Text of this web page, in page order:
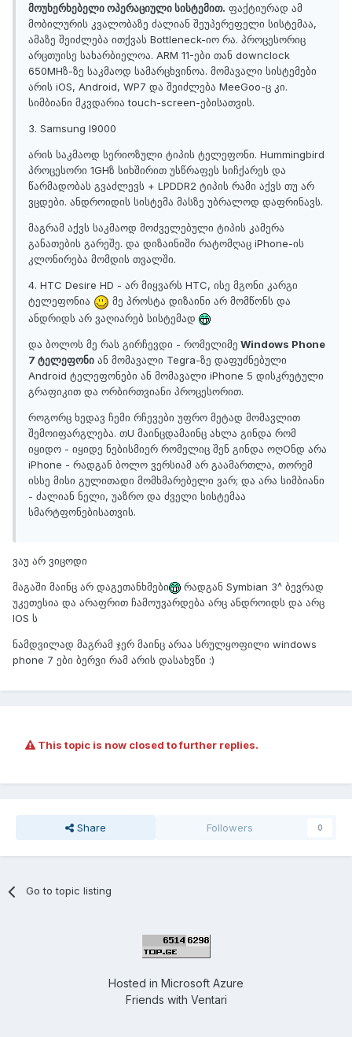
მოუხერხებელი ოპერაციული სისტემით. ფაქტიურად ამ
მობილურის კვალობაზე ძალიან შეუპერეფელი სისტემაა,
ამაზე შეიძლება ითქვას Bottleneck-იო რა. პროცესორიც
არცთუისე სახარბიელოა. ARM 11-ები თან downclock
650MHზ-ზე საკმაოდ სამარცხვინოა. მომავალი სისტემები
არის iOS, Android, WP7 და შეიძლება MeeGoo-ც კი.
სიმბიანი მკვდარია touch-screen-ებისათვის.
3. Samsung I9000
არის საკმაოდ სერიოზული ტიპის ტელეფონი. Hummingbird
პროცესორი 1GHზ სიხშირით უსწრაფეს სიჩქარეს და
წარმადობას გვაძლევს + LPDDR2 ტიპის რამი აქვს თუ არ
ვცდები. ანდროიდის სისტემა მასზე უბრალოდ დაფრინავს.
მაგრამ აქვს საკმაოდ მოძველებული ტიპის კამერა
განათების გარეშე. და დიზაინიში რატომღაც iPhone-ის
კლონირება მომდის თვალში.
4. HTC Desire HD - არ მიყვარს HTC, ისე მგონი კარგი
ტელეფონია
მე პროსტა დიზაინი არ მომწონს და
ანდრიდს არ ვაღიარებ სისტემად
და ბოლოს მე რას გირჩევდი - რომელიმე Windows Phone
7 ტელეფონი ან მომავალი Tegra-ზე დაფუძნებული
Android ტელეფონები ან მომავალი iPhone 5 დისკრეტული
გრაფიკით და ორბირთვიანი პროცესორით.
როგორც ხედავ ჩემი რჩევები უფრო მეტად მომავლით
შემოიფარგლება. თU მაინცდამაინც ახლა გინდა რომ
იყიდო - იყიდე ნებისმიერ რომელიც შენ გინდა ოღOნდ არა
iPhone - რადგან ბოლო ვერსიამ არ გაამართლა, თორემ
ისსე მისი გულითადი მომხმარებელი ვარ; და არა სიმბიანი
- ძალიან ნელი, უაზრო და ძველი სისტემაა
სმარტფონებისათვის.
ვაუ არ ვიცოდი
მაგაში მაინც არ დაგეთანხმები
რადგან Symbian 3^ ბევრად
უკეთესია და არაფრით ჩამოუვარდება არც ანდროიდს და არც
IOS ს
ნამდვილად მაგრამ ჯერ მაინც არაა სრულყოფილი windows
phone 7 ები ბერვი რამ არის დასახვწი :)
This topic is now closed to further replies.
Share Followers 0
Go to topic listing
Hosted in Microsoft Azure
Friends with Ventari